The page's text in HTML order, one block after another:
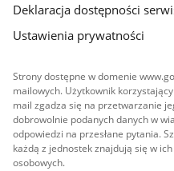
Deklaracja dostępności
Ustawienia prywatności
Strony dostępne w domenie
mailowych. Użytkownik
mail zgadza się na przetwarzanie
dobrowolnie podanych danych w
odpowiedzi na przesłane pytania.
każdą z jednostek znajdują się w
osobowych.